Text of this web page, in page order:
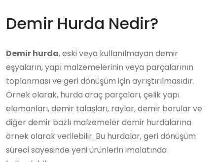
Demir Hurda Nedir?
Demir hurda, eski veya kullanılmayan demir
eşyaların, yapı malzemelerinin veya parçalarının
toplanması ve geri dönüşüm için ayrıştırılmasıdır.
Örnek olarak, hurda araç parçaları, çelik yapı
elemanları, demir talaşları, raylar, demir borular ve
diğer demir bazlı malzemeler demir hurdalarına
örnek olarak verilebilir. Bu hurdalar, geri dönüşüm
süreci sayesinde yeni ürünlerin imalatında